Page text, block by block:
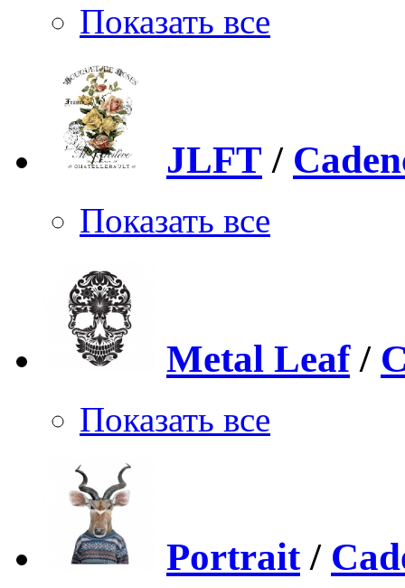
Показать все
JLFT /
Показать все
Metal Leaf/
Показать все
Portrait/